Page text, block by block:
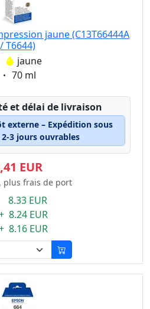
jaune (C13T66444A
/ T6644)
jaune
Eigenschaft:
70 ml
et délai de livraison
externe – Expédition sous
3 jours ouvrables
EUR
plus frais de port
8.33 EUR
8.24 EUR
8.16 EUR